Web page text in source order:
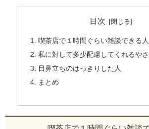
目次
喫茶店で１時間ぐらい雑談できる人
私に対して多少配慮してくれるや
目鼻立ちのはっきりした人
まとめ